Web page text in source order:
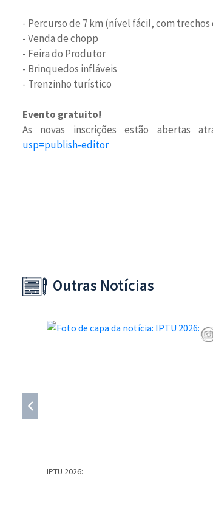
- Percurso de 7 km (nível fácil, com
- Venda de chopp
- Feira do Produtor
- Brinquedos infláveis
- Trenzinho turístico
Evento gratuito!
As novas inscrições estão abertas
usp=publish-editor
Outras Notícias
IPTU 2026: